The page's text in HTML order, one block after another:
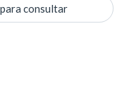
consultar